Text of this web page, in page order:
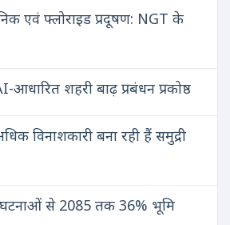
एवं फ्लोराइड प्रदूषण: NGT के
आधारित शहरी बाढ़ प्रबंधन प्रकोष्ठ
विनाशकारी बना रही हैं समुद्री
से 2085 तक 36% भूमि